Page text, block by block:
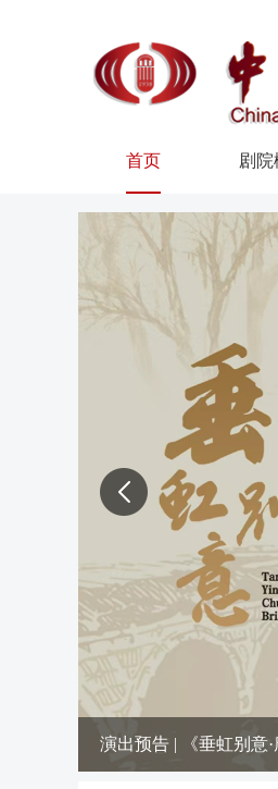
首页 剧院
演出预告 | 《垂虹别意